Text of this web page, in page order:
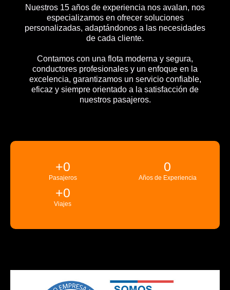
Nuestros 15 años de experiencia nos avalan, nos
especializamos en ofrecer soluciones
personalizadas, adaptándonos a las necesidades
de cada cliente.
Contamos con una flota moderna y segura,
conductores profesionales y un enfoque en la
excelencia, garantizamos un servicio confiable,
eficaz y siempre orientado a la satisfacción de
nuestros pasajeros.
Pasajeros
+0
Años de Experiencia
0
Viajes
+0